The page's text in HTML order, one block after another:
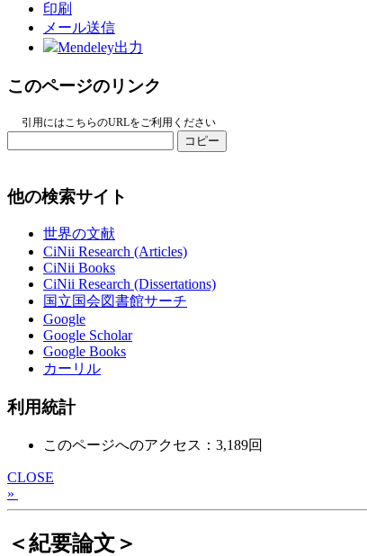
印刷
メール送信
Mendeley出力
このページのリンク
引用にはこちらのURLをご利用ください
コピー
他の検索サイト
世界の文献
CiNii Research (Articles)
CiNii Books
CiNii Research (Dissertations)
国立国会図書館サーチ
Google
Google Scholar
Google Books
カーリル
利用統計
このページへのアクセス：3,189回
CLOSE
»
＜紀要論文＞